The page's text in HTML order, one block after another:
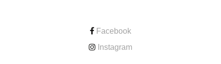
Facebook
Instagram